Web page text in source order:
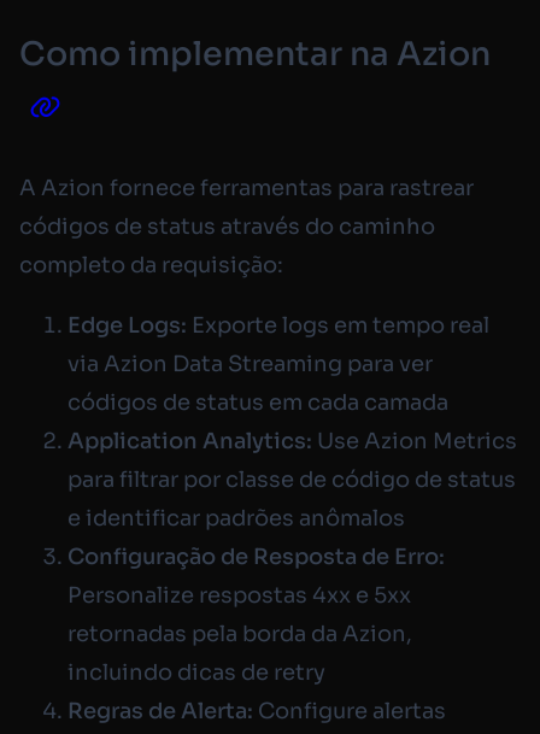
Como implementar na Azion
A Azion fornece ferramentas para rastrear
códigos de status através do caminho
completo da requisição:
Edge Logs: Exporte logs em tempo real
via Azion Data Streaming para ver
códigos de status em cada camada
Application Analytics: Use Azion Metrics
para filtrar por classe de código de status
e identificar padrões anômalos
Configuração de Resposta de Erro:
Personalize respostas 4xx e 5xx
retornadas pela borda da Azion,
incluindo dicas de retry
Regras de Alerta: Configure alertas